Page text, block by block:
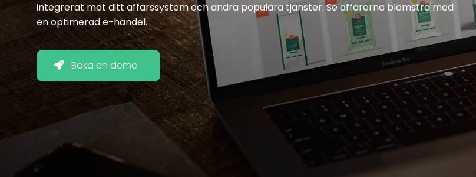
integrerat mot ditt affärssystem och andra populära tjänster. Se affärerna blomstra med
en optimerad e-handel.
Boka en demo